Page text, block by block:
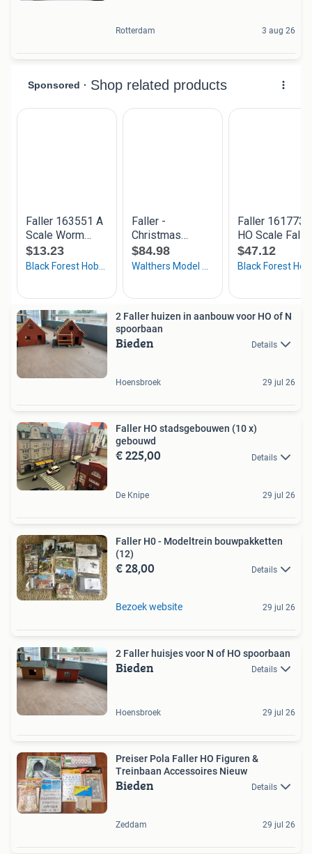
Rotterdam 3 aug 26
2 Faller huizen in aanbouw voor HO of N
spoorbaan
Bieden Details
Hoensbroek 29 jul 26
Faller HO stadsgebouwen (10 x)
gebouwd
€ 225,00 Details
De Knipe 29 jul 26
Faller H0 - Modeltrein bouwpakketten
(12)
€ 28,00 Details
Bezoek website 29 jul 26
2 Faller huisjes voor N of HO spoorbaan
Bieden Details
Hoensbroek 29 jul 26
Preiser Pola Faller HO Figuren &
Treinbaan Accessoires Nieuw
Bieden Details
Zeddam 29 jul 26